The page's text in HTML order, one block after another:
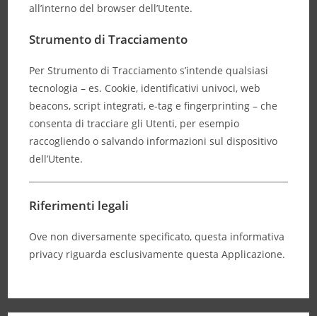
all’interno del browser dell’Utente.
Strumento di Tracciamento
Per Strumento di Tracciamento s’intende qualsiasi
tecnologia – es. Cookie, identificativi univoci, web
beacons, script integrati, e-tag e fingerprinting – che
consenta di tracciare gli Utenti, per esempio
raccogliendo o salvando informazioni sul dispositivo
dell’Utente.
Riferimenti legali
Ove non diversamente specificato, questa informativa
privacy riguarda esclusivamente questa Applicazione.